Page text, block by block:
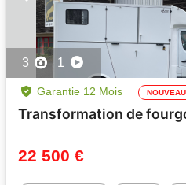
3 1
Garantie 12 Mois NOUVEAU
Transformation de
22 500 €